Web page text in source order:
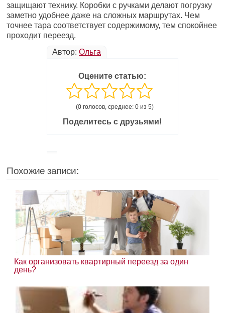
защищают технику. Коробки с ручками делают погрузку
заметно удобнее даже на сложных маршрутах. Чем
точнее тара соответствует содержимому, тем спокойнее
проходит переезд.
Автор: Ольга
Оцените статью:
(0 голосов, среднее: 0 из 5)
Поделитесь с друзьями!
Похожие записи:
Как организовать квартирный переезд за один
день?